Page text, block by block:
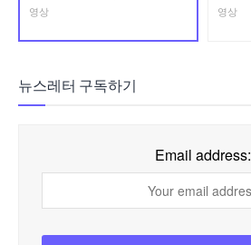
영상 영상
뉴스레터 구독하기
Email address: